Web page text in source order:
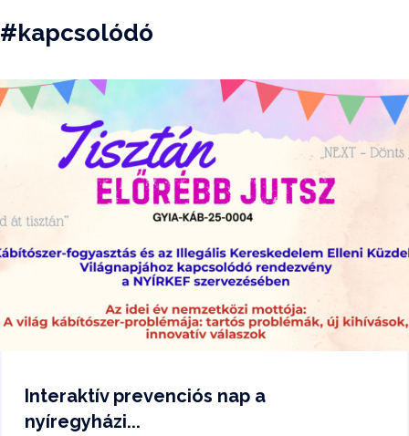
#kapcsolódó
Interaktív prevenciós nap a
nyíregyházi...